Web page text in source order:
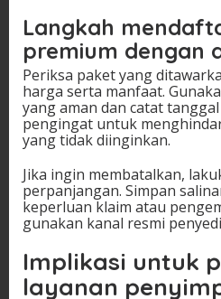
Langkah
premium dengan
Periksa paket yang
harga serta manfaat.
yang aman dan catat
pengingat untuk
yang tidak diinginkan.
Jika ingin membatalkan,
perpanjangan. Simpan
keperluan klaim atau
gunakan kanal resmi
Implikasi untuk
layanan